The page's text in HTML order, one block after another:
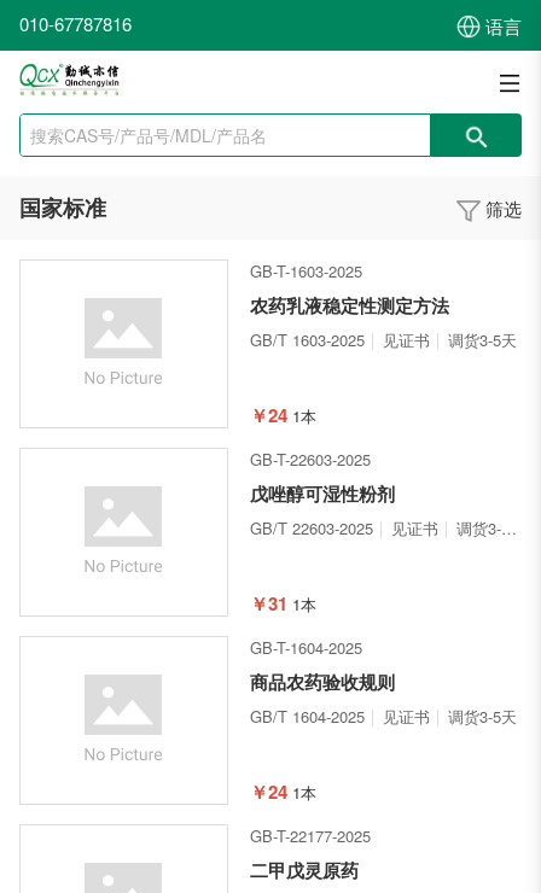
010-67787816 语言
国家标准 筛选
GB-T-1603-2025
农药乳液稳定性测定方法
GB/T 1603-2025 见证书 调货3-5天
￥24 1本
GB-T-22603-2025
戊唑醇可湿性粉剂
GB/T 22603-2025 见证书 调货3-5天
￥31 1本
GB-T-1604-2025
商品农药验收规则
GB/T 1604-2025 见证书 调货3-5天
￥24 1本
GB-T-22177-2025
二甲戊灵原药